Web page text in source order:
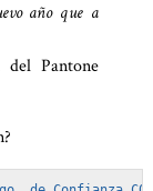
año que a
del Pantone